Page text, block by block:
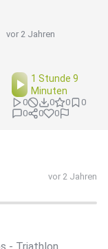
vor 2 Jahren
1 Stunde 9
Minuten
0 0 0
0
0
0 0
vor 2 Jahren